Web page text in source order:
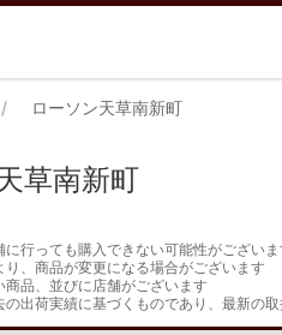
ローソン天草南新町
草南新町
に行っても購入できない可能性がございま
り、商品が変更になる場合がございます
品、並びに店舗がございます
の出荷実績に基づくものであり、最新の